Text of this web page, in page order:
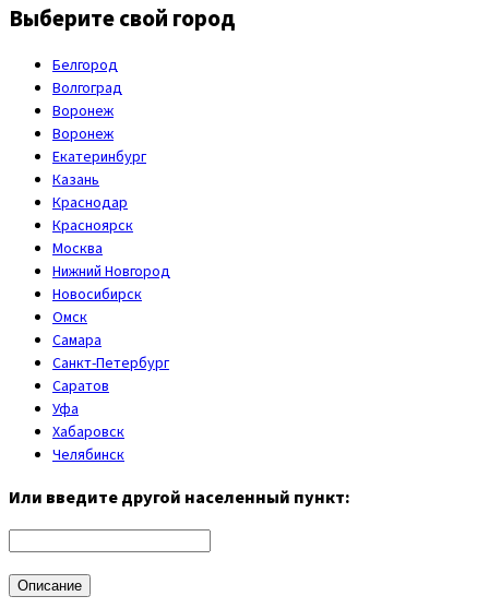
Выберите свой город
Белгород
Волгоград
Воронеж
Воронеж
Екатеринбург
Казань
Краснодар
Красноярск
Москва
Нижний Новгород
Новосибирск
Омск
Самара
Санкт-Петербург
Саратов
Уфа
Хабаровск
Челябинск
Или введите другой населенный пункт:
Описание